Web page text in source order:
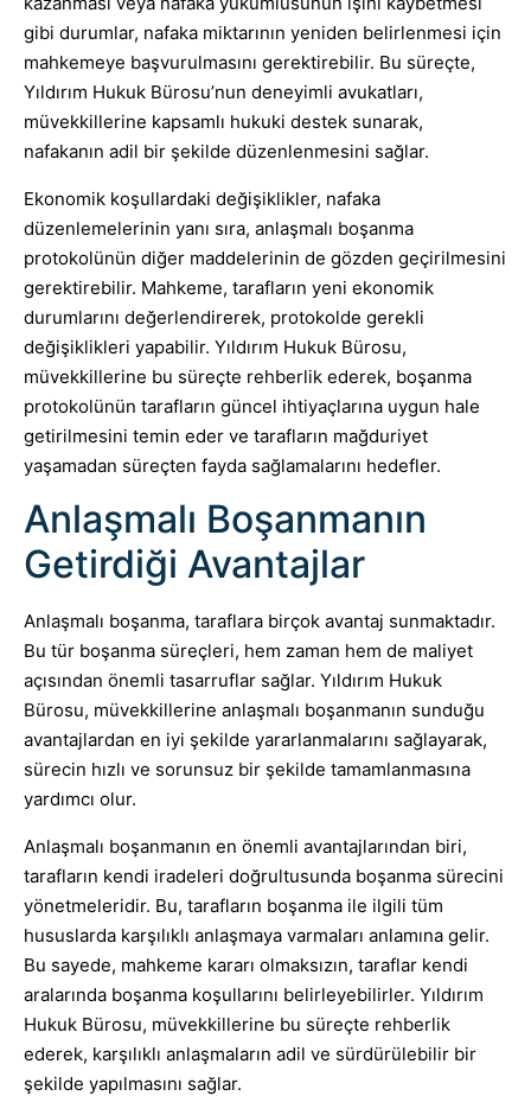
gibi durumlar, nafaka miktarının yeniden belirlenmesi için
mahkemeye başvurulmasını gerektirebilir. Bu süreçte,
Yıldırım Hukuk Bürosu’nun deneyimli avukatları,
müvekkillerine kapsamlı hukuki destek sunarak,
nafakanın adil bir şekilde düzenlenmesini sağlar.
Ekonomik koşullardaki değişiklikler, nafaka
düzenlemelerinin yanı sıra, anlaşmalı boşanma
protokolünün diğer maddelerinin de gözden geçirilmesini
gerektirebilir. Mahkeme, tarafların yeni ekonomik
durumlarını değerlendirerek, protokolde gerekli
değişiklikleri yapabilir. Yıldırım Hukuk Bürosu,
müvekkillerine bu süreçte rehberlik ederek, boşanma
protokolünün tarafların güncel ihtiyaçlarına uygun hale
getirilmesini temin eder ve tarafların mağduriyet
yaşamadan süreçten fayda sağlamalarını hedefler.
Anlaşmalı Boşanmanın
Getirdiği Avantajlar
Anlaşmalı boşanma, taraflara birçok avantaj sunmaktadır.
Bu tür boşanma süreçleri, hem zaman hem de maliyet
açısından önemli tasarruflar sağlar. Yıldırım Hukuk
Bürosu, müvekkillerine anlaşmalı boşanmanın sunduğu
avantajlardan en iyi şekilde yararlanmalarını sağlayarak,
sürecin hızlı ve sorunsuz bir şekilde tamamlanmasına
yardımcı olur.
Anlaşmalı boşanmanın en önemli avantajlarından biri,
tarafların kendi iradeleri doğrultusunda boşanma sürecini
yönetmeleridir. Bu, tarafların boşanma ile ilgili tüm
hususlarda karşılıklı anlaşmaya varmaları anlamına gelir.
Bu sayede, mahkeme kararı olmaksızın, taraflar kendi
aralarında boşanma koşullarını belirleyebilirler. Yıldırım
Hukuk Bürosu, müvekkillerine bu süreçte rehberlik
ederek, karşılıklı anlaşmaların adil ve sürdürülebilir bir
şekilde yapılmasını sağlar.